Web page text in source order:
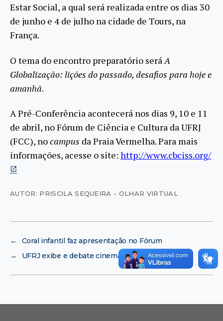
Estar Social, a qual será realizada entre os dias 30
de junho e 4 de julho na cidade de Tours, na
França.
O tema do encontro preparatório será A
Globalização: lições do passado, desafios para hoje e
amanhã.
A Pré-Conferência acontecerá nos dias 9, 10 e 11
de abril, no Fórum de Ciência e Cultura da UFRJ
(FCC), nocampus da Praia Vermelha. Para mais
informações, acesse o site: http://www.cbciss.org/
AUTOR: PRISCILA SEQUEIRA - OLHAR VIRTUAL
←
Coral infantil faz apresentação no Fórum
→
UFRJ exibe e debate cinema de Taiwan